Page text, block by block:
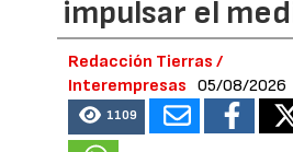
impulsar el
Redacción Tierras /
Interempresas
05/08/2026
1109